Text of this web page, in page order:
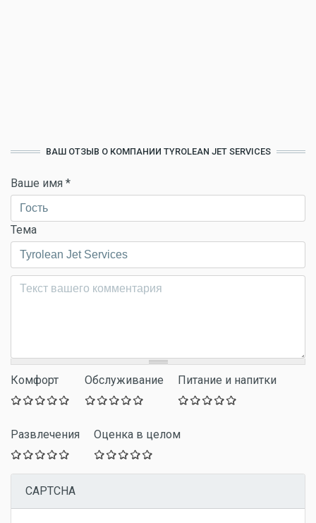
ВАШ ОТЗЫВ О КОМПАНИИ TYROLEAN JET SERVICES
Ваше имя *
Тема
Комментарий*
Комфорт Обслуживание Питание и напитки
Развлечения Оценка в целом
CAPTCHA